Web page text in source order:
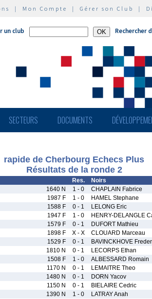
| Mon Compte | Gérer son Club |
un club Rechercher
SECTEURS DOCUMENTS
rapide de Cherbourg Echecs Plus
Résultats de la ronde 2
Res. Noirs
1640 N 1 - 0 CHAPLAIN Fabrice
1987 F 1 - 0 HAMEL Stephane
1588 F 0 - 1 LELONG Eric
1947 F 1 - 0 HENRY-DELANGLE
1579 F 0 - 1 DUFORT Mathieu
1898 F X - X CLOUARD Marceau
1529 F 0 - 1 BAVINCKHOVE
1810 N 0 - 1 LECORPS Ethan
1508 F 1 - 0 ALBESSARD Romain
1170 N 0 - 1 LEMAITRE Theo
1480 N 0 - 1 DORN Yacov
1150 N 0 - 1 BIELAIRE Cedric
1390 N 1 - 0 LATRAY Anah